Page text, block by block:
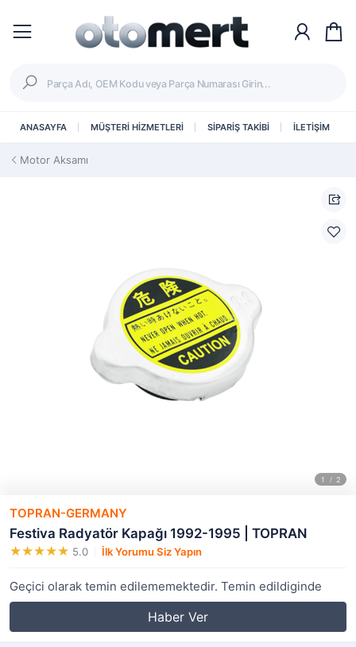
ANASAYFA MÜŞTERİ HİZMETLERİ SİPARİŞ TAKİBİ İLETİŞİM
Motor Aksamı
TOPRAN-GERMANY
Festiva Radyatör Kapağı 1992-1995 | TOPRAN
5.0 İlk Yorumu Siz Yapın
Geçici olarak temin edilememektedir. Temin edildiginde
Haber Ver